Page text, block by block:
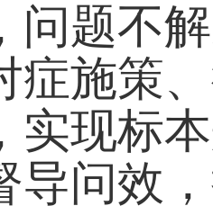
问题不
症施策
实现标
导问效